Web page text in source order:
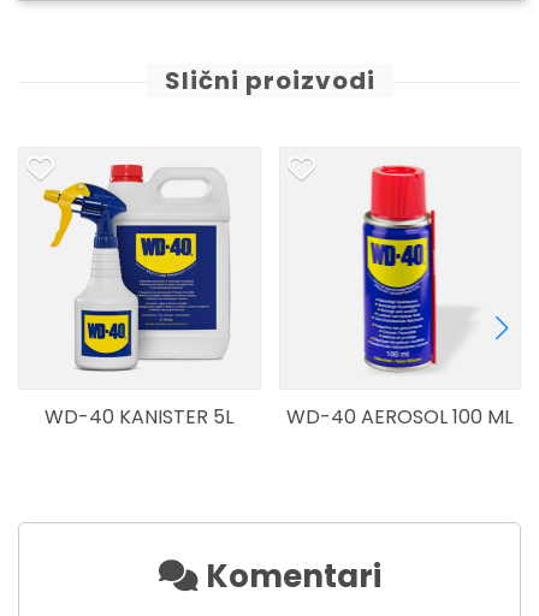
Slični proizvodi
WD-40 KANISTER 5L WD-40 AEROSOL 100 ML
Komentari